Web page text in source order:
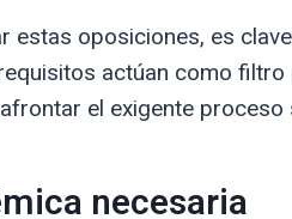
estas oposiciones, es
actúan como
el exigente proceso
necesaria